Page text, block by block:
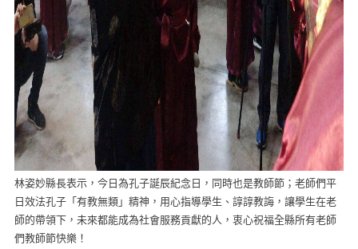
林姿妙縣長表示，今日為孔子誕辰紀念日，同時也是教師節；老師們平
日效法孔子「有教無類」精神，用心指導學生、諄諄教誨，讓學生在老
師的帶領下，未來都能成為社會服務貢獻的人，衷心祝福全縣所有老師
們教師節快樂！